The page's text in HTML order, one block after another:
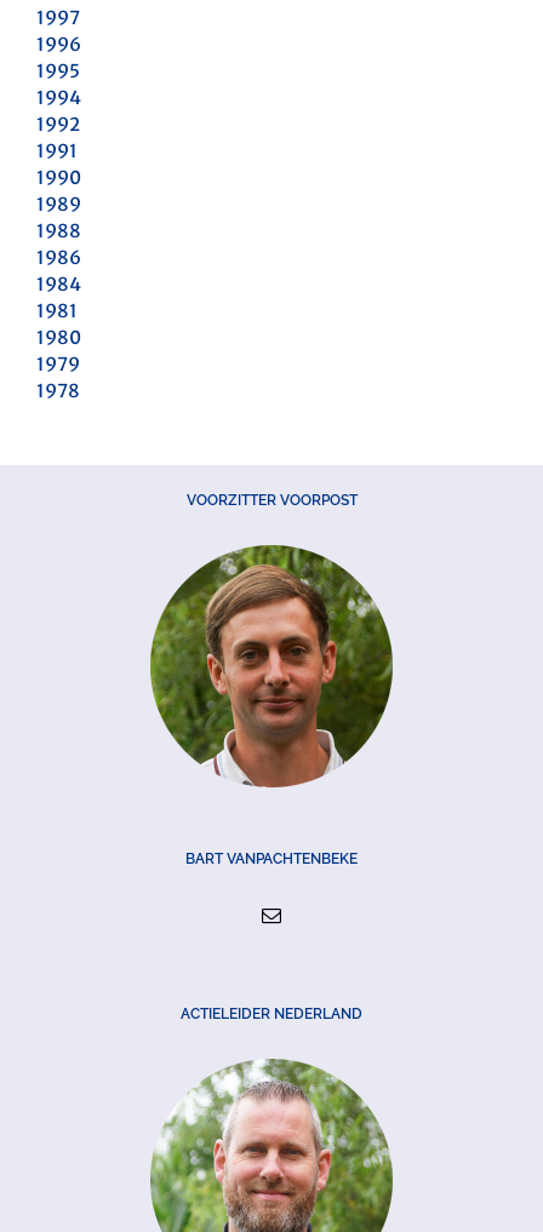
1997
1996
1995
1994
1992
1991
1990
1989
1988
1986
1984
1981
1980
1979
1978
VOORZITTER VOORPOST
BART VANPACHTENBEKE
ACTIELEIDER NEDERLAND